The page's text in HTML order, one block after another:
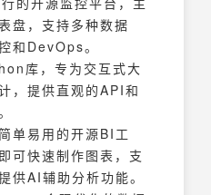
盘，支持多种数据
和DevOps。
库，专为交互式大
，提供直观的API和
单易用的开源BI工
可快速制作图表，支
供AI辅助分析功能。